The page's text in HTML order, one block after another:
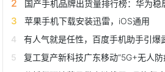
国产手机品牌出货量排行榜：华为稳
苹果手机下载安装迅雷，iOS通用
有人气就是任性，百度手机助手引爆
复工复产新科技广东移动“5G+无人防